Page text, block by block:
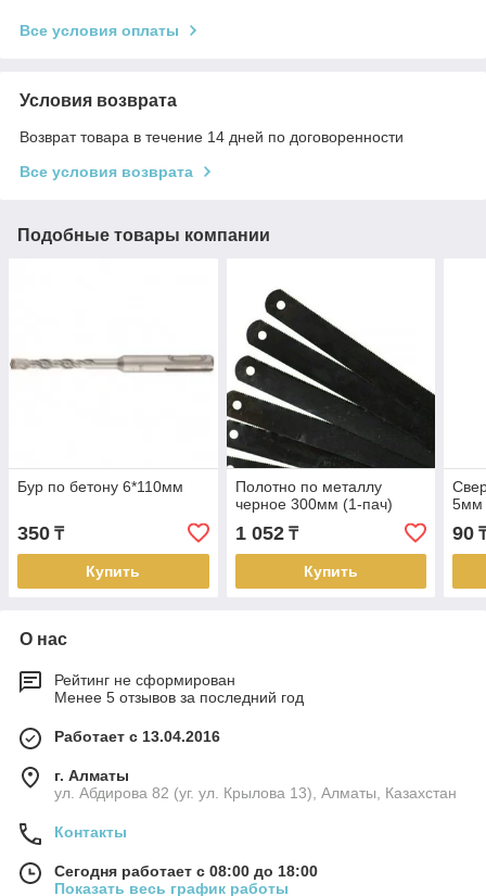
Все условия оплаты
Условия возврата
Возврат товара в течение 14 дней по договоренности
Все условия возврата
Подобные товары компании
Бур по бетону 6*110мм
350 ₸
Купить
Полотно по металлу
черное 300мм (1-пач)
1 052₸
Купить
5мм
90
О нас
Рейтинг не сформирован
Менее 5 отзывов за последний год
Работает с 13.04.2016
г. Алматы
ул. Абдирова 82 (уг. ул. Крылова 13), Алматы, Казахстан
Контакты
Сегодня работает с 08:00 до 18:00
Показать весь график работы